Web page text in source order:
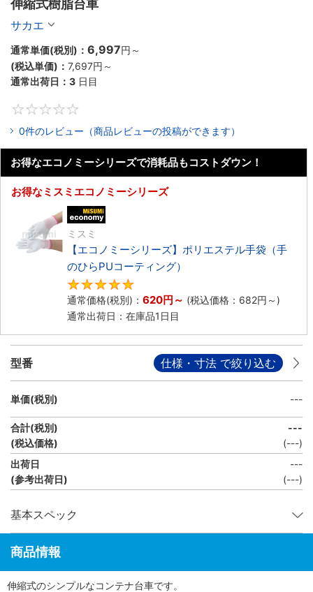
伸縮式樹脂台車
サカエ
通常単価(税別)： 6,997円 ～
(税込単価)： 7,697円 ～
通常出荷日： 3 日目
0件のレビュー（商品レビューの投稿ができます）
お得なエコノミーシリーズで消耗品もコストダウン！
お得なミスミエコノミーシリーズ
ミスミ
【エコノミーシリーズ】ポリエステル手袋（手
のひらPUコーティング）
通常価格(税別)： 620円 ～ (税込価格： 682円 ～)
通常出荷日：在庫品1日目
型番 仕様・寸法 で絞り込む
単価(税別) ---
合計(税別)
(税込価格)
---
(---)
出荷日
(参考出荷日)
---
(---)
基本スペック
商品情報
伸縮式のシンプルなコンテナ台車です。